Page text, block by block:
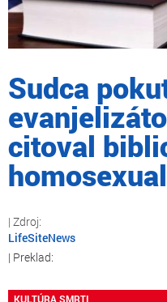
Sudca
citoval
LifeSiteNews
KULTÚRA SMRTI